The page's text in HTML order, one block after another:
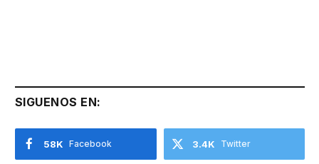
SIGUENOS EN:
Facebook
58K Twitter
3.4K